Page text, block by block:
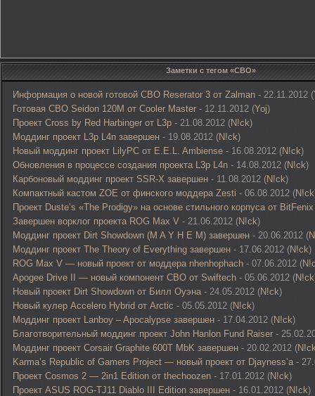
Заметки с тегом «СВО»
Информация о новой готовой СВО Reserator 3 от Zalman - 22.11.2012 (
Готовая СВО Seidon 120M от Cooler Master - 12.11.2012 (Yoj)
Проект Cross by Red Harbinger от L3p - 21.08.2012 (N!ck)
Моддинг проект L3p L4n завершен - 19.08.2012 (N!ck)
Новый моддинг проект LilyPC от E.E.L. Ambiense - 16.08.2012 (N!ck)
Обновления в процессе создания проекта L3p L4n - 14.08.2012 (N!ck)
Карбоновый моддинг проект SSR-X завершен - 11.08.2012 (N!ck)
Компактный кастом ZOE от финского моддера Zesti - 06.08.2012 (N!ck
Проект Duste’s «The Prodigy» на основе стильного корпуса от BitFenix
Завершен ворклог проекта ROG Max V - 21.06.2012 (N!ck)
Моддинг проект Dirt Showdown (M A Y H E M) завершен - 20.06.2012 (
Моддинг проект The Theory of Everything завершен - 17.06.2012 (N!ck)
ROG Max V — новый проект от моддера nhenhophach - 07.06.2012 (
Apogee Drive II — новый компонент СВО от Swiftech - 05.06.2012 (N!ck
Новый проект Dirt Showdown от Билл Оуэна - 24.05.2012 (N!ck)
Новый кулер Accelero Hybrid от Arctic - 05.05.2012 (N!ck)
Моддинг проект Lanboy – Apocalypse завершен - 17.04.2012 (N!ck)
Благотворительный моддинг проект John Hanlon Fund Raiser -
Моддинг проект Corsair Graphite 600T MbK завершен - 20.02.2012 (
Karma’s Republic of Gamers Project — новый проект от Djayness’а -
Проект Cosmos 2 — 2in1 Edition от thechoozen - 17.01.2012 (N!ck)
Проект ASUS ROG-TJ11 Diablo III Edition завершен - 16.01.2012 (N!ck)